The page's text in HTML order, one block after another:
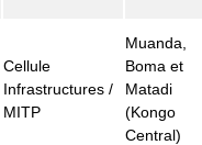
Cellule
Infrastructures /
MITP
Muanda,
Boma et
Matadi
(Kongo
Central)